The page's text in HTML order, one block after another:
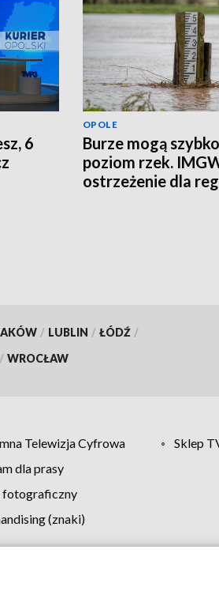
6
OPOLE
Burze mogą
poziom rzek.
ostrzeżenie dla
/ LUBLIN / ŁÓDŹ /
/ WROCŁAW
Telewizja Cyfrowa
Sklep
dla prasy
fotograficzny
(znaki)